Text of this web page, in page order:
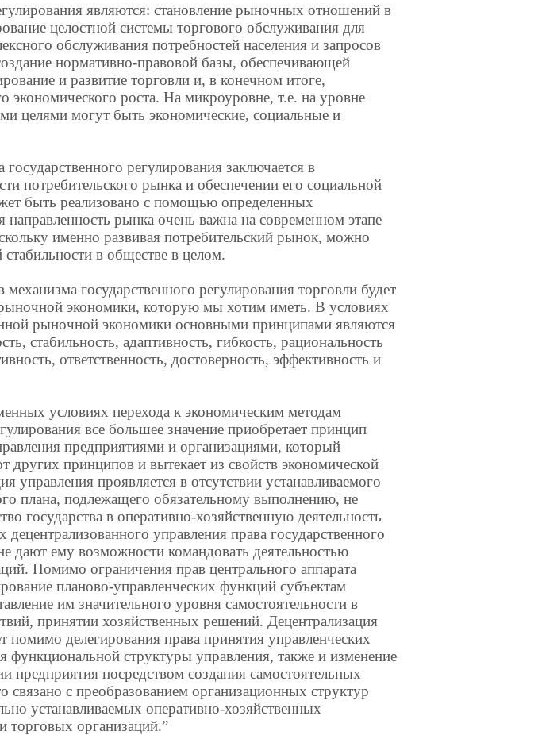
являются: становление рыночных отношений в
целостной системы торгового обслуживания для
обслуживания потребностей населения и запросов
нормативно-правовой базы, обеспечивающей
и развитие торговли и, в конечном итоге,
экономического роста. На микроуровне, т.е. на уровне
целями могут быть экономические, социальные и
регулирования заключается в
потребительского рынка и обеспечении его социальной
быть реализовано с помощью определенных
рынка очень важна на современном этапе
именно развивая потребительский рынок, можно
в обществе в целом.
государственного регулирования торговли будет
рыночной экономики, которую мы хотим иметь. В условиях
рыночной экономики основными принципами являются
стабильность, адаптивность, гибкость, рациональность
ответственность, достоверность, эффективность и
условиях перехода к экономическим методам
все большее значение приобретает принцип
предприятиями и организациями, который
других принципов и вытекает из свойств экономической
управления проявляется в отсутствии устанавливаемого
плана, подлежащего обязательному выполнению, не
государства в оперативно-хозяйственную деятельность
управления права государственного
дают ему возможности командовать деятельностью
Помимо ограничения прав центрального аппарата
планово-управленческих функций субъектам
им значительного уровня самостоятельности в
принятии хозяйственных решений. Децентрализация
помимо делегирования права принятия управленческих
функциональной структуры управления, также и изменение
предприятия посредством создания самостоятельных
связано с преобразованием организационных структур
устанавливаемых оперативно-хозяйственных
торговых организаций.”